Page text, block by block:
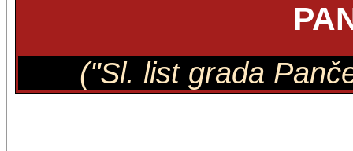
("Sl. list grada